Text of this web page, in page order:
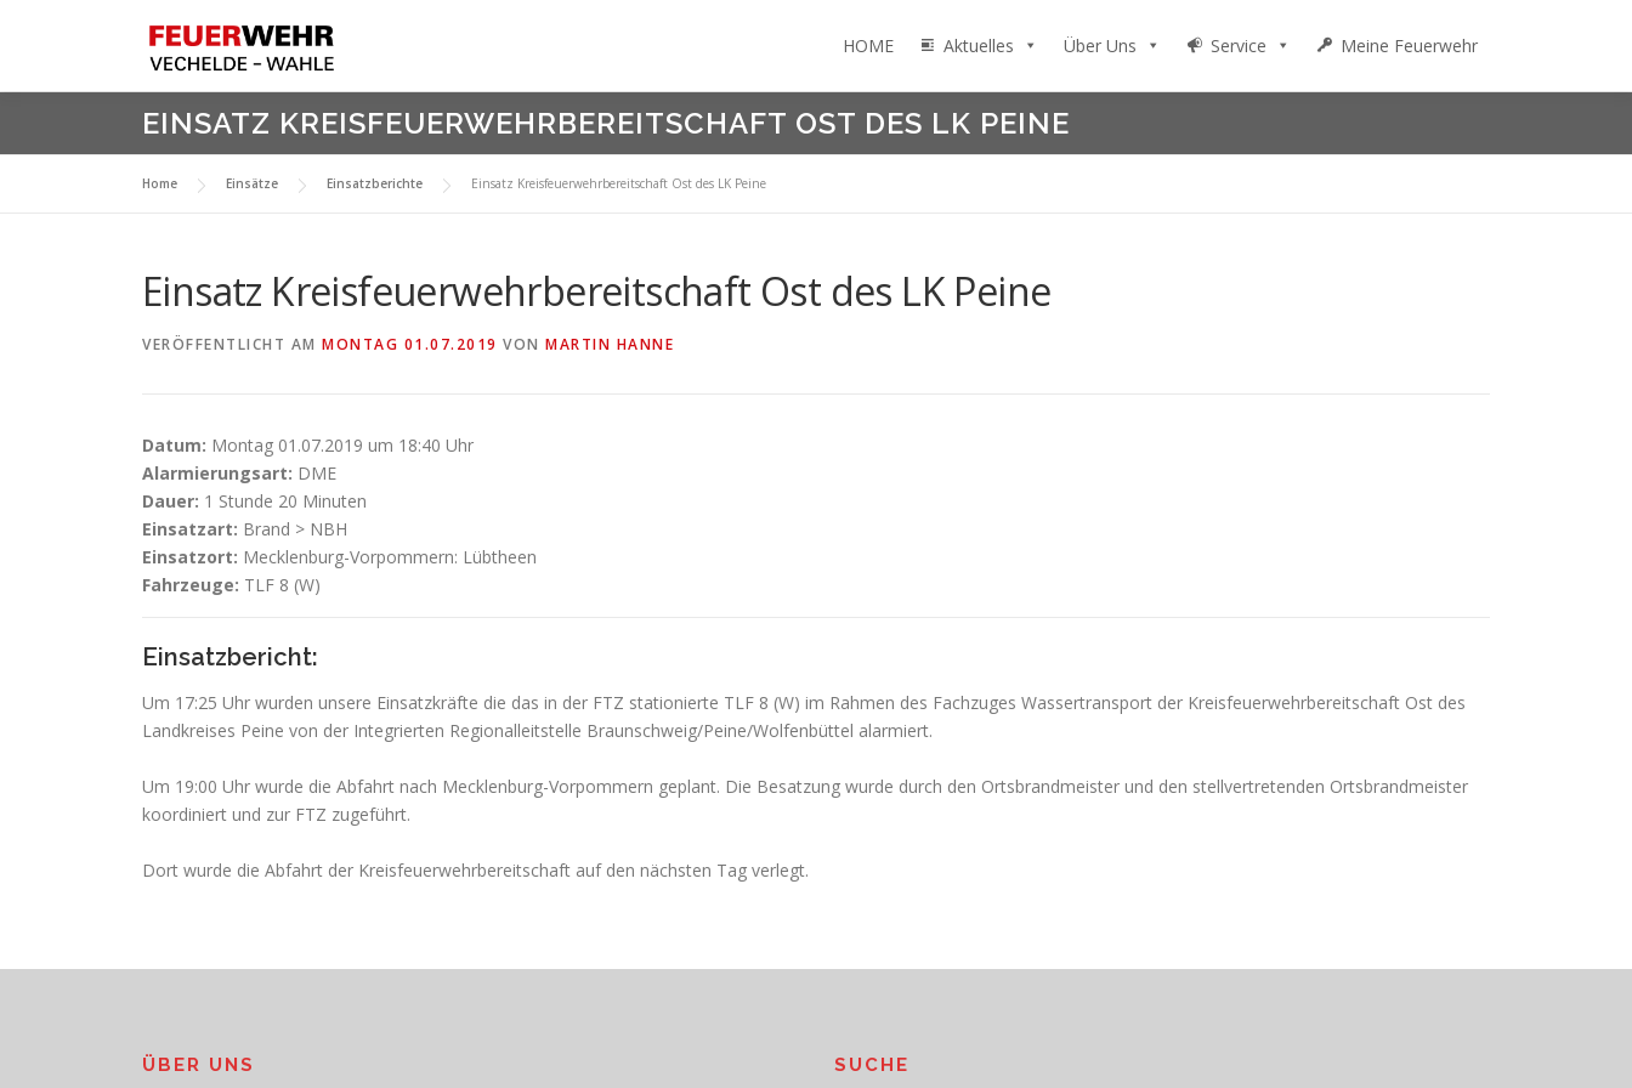
HOME Aktuelles Über Uns Service Meine Feuerwehr
EINSATZ KREISFEUERWEHRBEREITSCHAFT OST DES LK PEINE
Home Einsätze Einsatzberichte Einsatz Kreisfeuerwehrbereitschaft Ost des LK Peine
Einsatz Kreisfeuerwehrbereitschaft Ost des LK Peine
VERÖFFENTLICHT AM MONTAG 01.07.2019 VON MARTIN HANNE
Datum: Montag 01.07.2019 um 18:40 Uhr
Alarmierungsart: DME
Dauer: 1 Stunde 20 Minuten
Einsatzart: Brand > NBH
Einsatzort: Mecklenburg-Vorpommern: Lübtheen
Fahrzeuge: TLF 8 (W)
Einsatzbericht:
Um 17:25 Uhr wurden unsere Einsatzkräfte die das in der FTZ stationierte TLF 8 (W) im Rahmen des Fachzuges Wassertransport der Kreisfeuerwehrbereitschaft Ost des
Landkreises Peine von der Integrierten Regionalleitstelle Braunschweig/Peine/Wolfenbüttel alarmiert.
Um 19:00 Uhr wurde die Abfahrt nach Mecklenburg-Vorpommern geplant. Die Besatzung wurde durch den Ortsbrandmeister und den stellvertretenden Ortsbrandmeister
koordiniert und zur FTZ zugeführt.
Dort wurde die Abfahrt der Kreisfeuerwehrbereitschaft auf den nächsten Tag verlegt.
ÜBER UNS SUCHE